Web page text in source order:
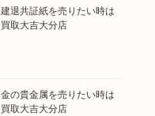
建退共証紙を売りたい時は
買取大吉大分店
金の貴金属を売りたい時は
買取大吉大分店